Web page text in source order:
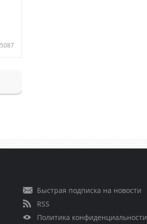
5087
Быстрая подписка на новости
RSS
Политика конфиденциальности